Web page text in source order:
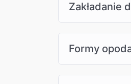
Zakładanie
Formy